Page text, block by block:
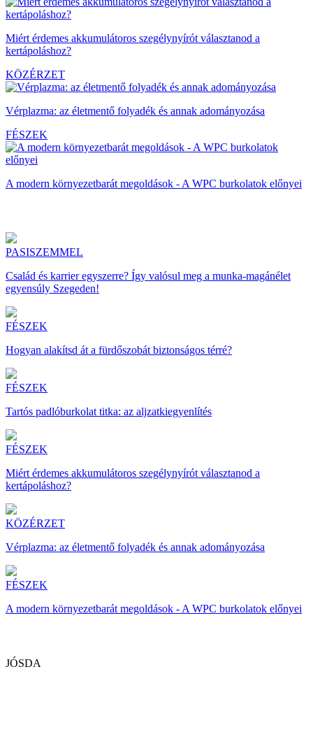
Miért érdemes akkumulátoros szegélynyírót választanod a
kertápoláshoz?
KÖZÉRZET
Vérplazma: az életmentő folyadék és annak adományozása
FÉSZEK
A modern környezetbarát megoldások - A WPC burkolatok előnyei
PASISZEMMEL
Család és karrier egyszerre? Így valósul meg a munka-magánélet
egyensúly Szegeden!
FÉSZEK
Hogyan alakítsd át a fürdőszobát biztonságos térré?
FÉSZEK
Tartós padlóburkolat titka: az aljzatkiegyenlítés
FÉSZEK
Miért érdemes akkumulátoros szegélynyírót választanod a
kertápoláshoz?
KÖZÉRZET
Vérplazma: az életmentő folyadék és annak adományozása
FÉSZEK
A modern környezetbarát megoldások - A WPC burkolatok előnyei
JÓSDA